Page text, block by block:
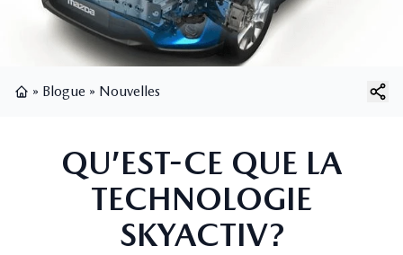
» Blogue » Nouvelles
QU’EST-CE QUE LA
TECHNOLOGIE
SKYACTIV?